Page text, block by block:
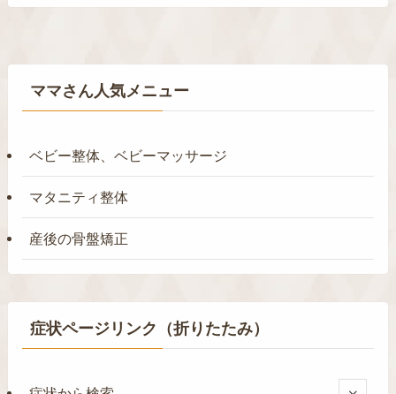
ママさん人気メニュー
ベビー整体、ベビーマッサージ
マタニティ整体
産後の骨盤矯正
症状ページリンク（折りたたみ）